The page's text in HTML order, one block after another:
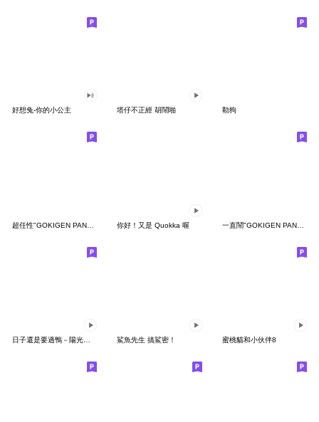
好想兔-你的小公主 塔仔不正經 胡鬧啪 勒狗
你好！又是 Quokka 喔 一直鬧"GOKIGEN PANDA" 台灣版
鯊魚先生 搞鯊密！ 蜜桃貓和小伙伴8